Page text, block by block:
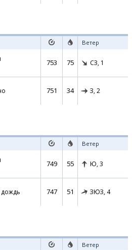
Ветер
753 75 СЗ, 1
751 34 З, 2
Ветер
749 55 Ю, 3
747 51 ЗЮЗ, 4
Ветер